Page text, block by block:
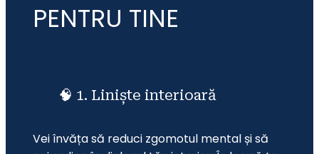
PENTRU TINE
Vei învăța să reduci zgomotul mental și să
🧠 1. Liniște interioară